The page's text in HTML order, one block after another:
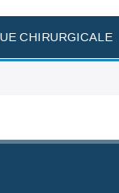
CHIRURGICALE